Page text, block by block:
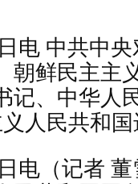
电 中共中
朝鲜民主主
记、中华人
人民共和
电（记者